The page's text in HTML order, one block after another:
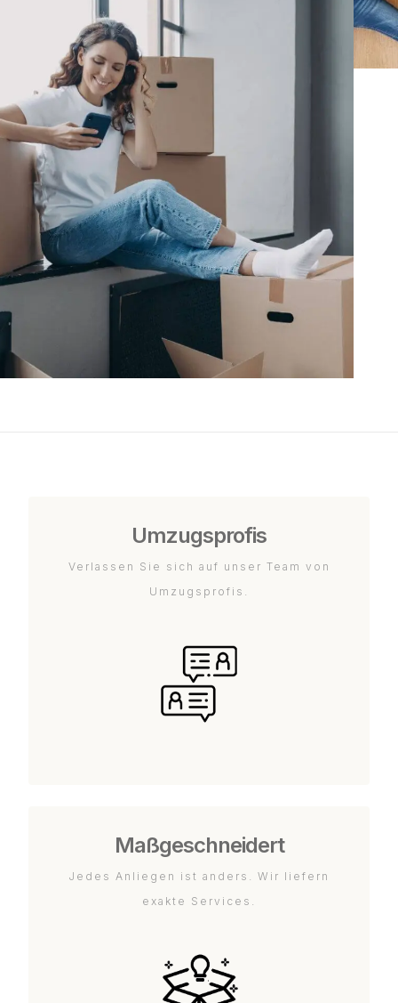
Umzugsprofis
Verlassen Sie sich auf unser Team von
Umzugsprofis.
Maßgeschneidert
Jedes Anliegen ist anders. Wir liefern
exakte Services.